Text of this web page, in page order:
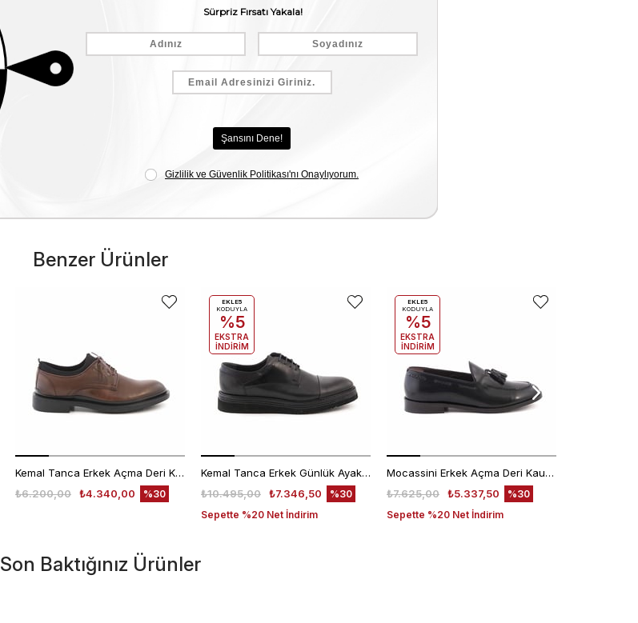
Benzer Ürünler
Kemal Tanca Erkek Açma Deri Kahverengi Bağcıklı Klasik Ayakkabı Kauçuk Taban 0189
₺4.340,00
₺6.200,00 %30
Kemal Tanca Erkek Günlük Ayakkabı 9430-1
₺7.346,50
₺10.495,00
Sepette %20 Net İndirim
%30
EKLE5
KODUYLA
%5
EKSTRA
İNDİRİM
Mocassini Erkek Açma Deri Kauçuk Taban Siyah Günlük Ayakkabı
₺5.337,50
₺7.625,00
Sepette %20 Net İndirim
%30
EKLE5
KODUYLA
%5
EKSTRA
İNDİRİM
Son Baktığınız Ürünler